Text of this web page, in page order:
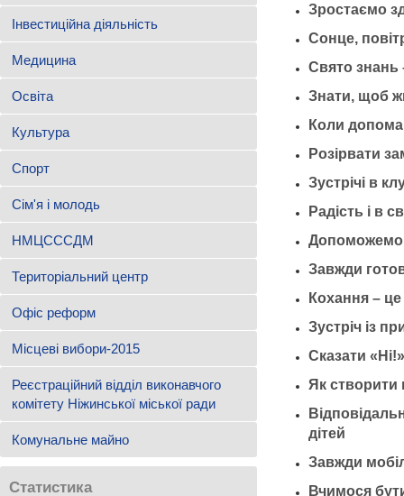
Інвестиційна діяльність
Медицина
Освіта
Культура
Спорт
Сім'я і молодь
НМЦСССДМ
Територіальний центр
Офіс реформ
Місцеві вибори-2015
Реєстраційний відділ виконавчого
комітету Ніжинської міської ради
Комунальне майно
Статистика
Зростаємо
Сонце,
Свято знань
Знати, щоб
Коли
Розірвати
Зустрічі в
Радість і в
Завжди
Кохання –
Зустріч із
Сказати
Як створити
дітей
Завжди
Вчимося